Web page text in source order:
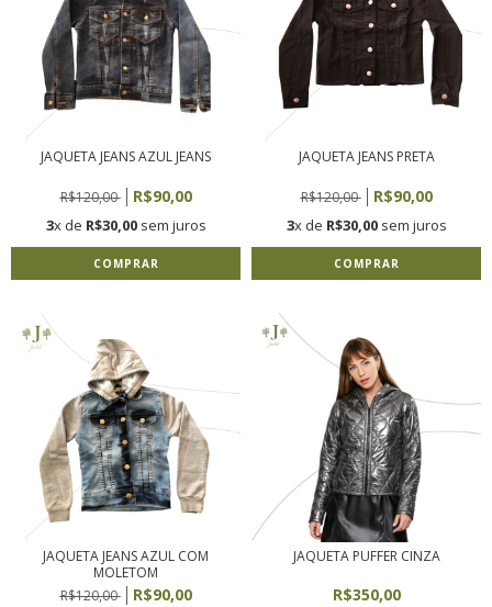
JAQUETA JEANS AZUL JEANS
R$120,00 R$90,00
3x de R$30,00sem juros
COMPRAR
JAQUETA JEANS PRETA
R$120,00 R$90,00
3x de R$30,00sem juros
COMPRAR
JAQUETA JEANS AZUL COM
MOLETOM
R$120,00
R$90,00
JAQUETA PUFFER CINZA
R$350,00